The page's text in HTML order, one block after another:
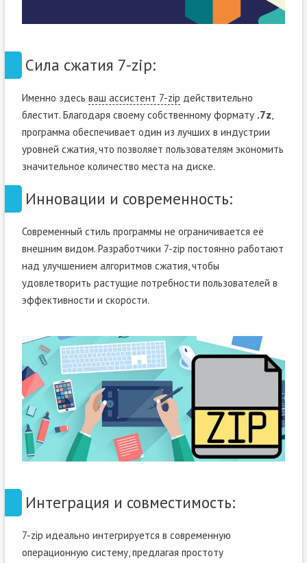
Сила сжатия 7-zip:
Именно здесь ваш ассистент 7-zip действительно
блестит. Благодаря своему собственному формату .7z,
программа обеспечивает один из лучших в индустрии
уровней сжатия, что позволяет пользователям экономить
значительное количество места на диске.
Инновации и современность:
Современный стиль программы не ограничивается её
внешним видом. Разработчики 7-zip постоянно работают
над улучшением алгоритмов сжатия, чтобы
удовлетворить растущие потребности пользователей в
эффективности и скорости.
Интеграция и совместимость:
7-zip идеально интегрируется в современную
операционную систему, предлагая простоту